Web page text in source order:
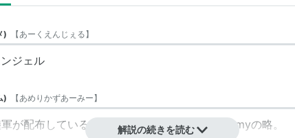
) 【あーくえんじぇる】
ジェル
) 【あめりかずあーみー】
が配布している無料のPCゲームAmerica’s Armyの略。
解説の続きを読む